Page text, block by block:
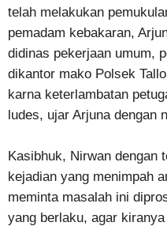
telah melakukan
pemadam kebakaran,
didinas pekerjaan umum,
dikantor mako Polsek
karna keterlambatan
ludes, ujar Arjuna dengan
Kasibhuk, Nirwan dengan
kejadian yang menimpah
meminta masalah ini
yang berlaku, agar